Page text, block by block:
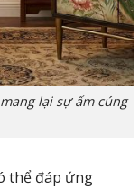
lại sự ấm cúng
thể đáp ứng